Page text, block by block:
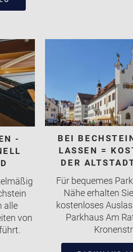
-
alle
von
BEI
LASSEN =
DER
Für bequemes
Nähe erhalten
kostenloses
Parkhaus Am